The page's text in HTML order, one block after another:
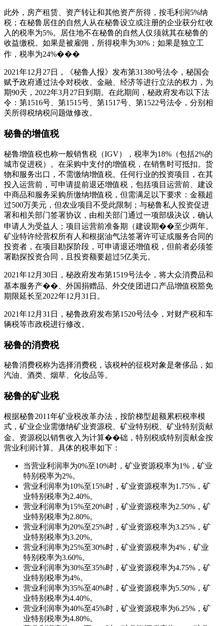
此外，房产租赁、资产转让和其他资产所得，按毛利润5%纳
税；在秘鲁居住的自然人从在秘鲁设立或注册的企业获分红收
入的税率为5%。居住地不在秘鲁的自然人仅须就其在秘鲁的
收益缴税。如果是被雇佣，所得税率为30%；如果是独立工
作，税率为24%���
2021年12月27日，《秘鲁人报》发布第31380号法令，秘国会
赋予政府通过法令对税收、金融、经济等进行立法的权力，为
期90天，2022年3月27日到期。在此期间，秘政府发布以下法
令：第1516号、第1515号、第1517号、第1522号法令，分别相
关所得税纳税问题做修改。
秘鲁的增值税
秘鲁增值税也称一般销售税（IGV），税率为18%（包括2%的
城市促进税）。在采购中支付的增值税，在销售时可抵扣。货
物和服务出口，不需缴纳增值税。任何行业的投资项目，在其
投入运营前，可申请提前退还增值税，包括项目运营前、建设
中商品和服务采购所缴纳增值税，但需满足以下要求：金额超
过500万美元，但农业项目不受此限制；与秘鲁私人投资促进
署和相关部门签署协议，由相关部门通过一项部级决议，确认
申请人为受益人；项目运营前准备期（建设期��至少两年。
矿业特许经营权所有人和根据油气法签署许可证或服务合同的
投资者，在项目勘探阶段，可申请退还增值税，但前者必须签
署勘探投资合同，且投资额要超过5亿美元。
2021年12月30日，秘政府发布第1519号法令，将大众消费品和
基本服务产��、外国捐赠品、外交使团进口产品增值税豁免
期限延长至2022年12月31日。
2021年12月31日，秘鲁政府发布第1520号法令，对财产税和车
辆税等市政税进行修改。
秘鲁的消费税
秘鲁消费税称为选择消费税，该税种的征税对象是奢侈品，如
汽油、酒类、烟草、化妆品等。
秘鲁的矿业税
根据秘鲁2011年矿业税改革办法，按阶梯型超额累积税率模
式，矿业企业需缴纳矿业资源税、矿业特别税、矿业特别贡献
金。资源税以销售收入为计算��础，特别税或特别贡献金按
营业利润计算。具体的税率如下：
当营业利润率为0%至10%时，矿业资源税率为1%，矿业
特别税率为2%。
营业利润率为10%至15%时，矿业资源税率为1.75%，矿
业特别税率为2.40%。
营业利润率为15%至20%时，矿业资源税率为2.50%，矿
业特别税率为2.80%。
营业利润率为20%至25%时，矿业资源税率为3.25%，矿
业特别税率为3.20%。
营业利润率为25%至30%时，矿业资源税率为4%，矿业
特别税率为3.60%。
营业利润率为30%至35%时，矿业资源税率为4.75%，矿
业特别税率为4%。
营业利润率为35%至40%时，矿业资源税率为5.50%，矿
业特别税率为4.40%。
营业利润率为40%至45%时，矿业资源税率为6.25%，矿
业特别税率为4.80%。